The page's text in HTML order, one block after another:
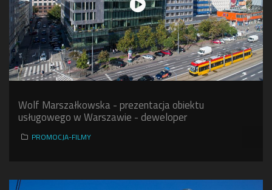
Wolf Marszałkowska - prezentacja obiektu
usługowego w Warszawie - deweloper
PROMOCJA-FILMY